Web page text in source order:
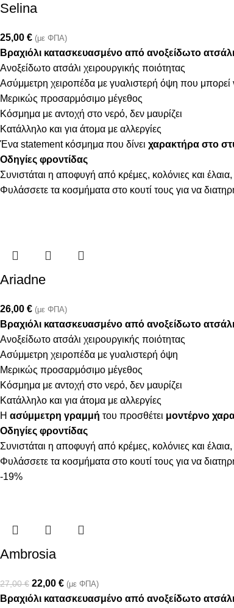
Selina
25,00 € (με ΦΠΑ)
Βραχιόλι κατασκευασμένο από ανοξείδωτο
Ανοξείδωτο ατσάλι χειρουργικής ποιότητας
Ασύμμετρη χειροπέδα με γυαλιστερή όψη που
Μερικώς προσαρμόσιμο μέγεθος
Κόσμημα με αντοχή στο νερό, δεν μαυρίζει
Κατάλληλο και για άτομα με αλλεργίες
Ένα statement κόσμημα που δίνει χαρακτήρα στο
Οδηγίες φροντίδας
Συνιστάται η αποφυγή από κρέμες, κολόνιες και
Φυλάσσετε τα κοσμήματα στο κουτί τους για να
Ariadne
26,00 € (με ΦΠΑ)
Βραχιόλι κατασκευασμένο από ανοξείδωτο
Ανοξείδωτο ατσάλι χειρουργικής ποιότητας
Ασύμμετρη χειροπέδα με γυαλιστερή όψη
Μερικώς προσαρμόσιμο μέγεθος
Κόσμημα με αντοχή στο νερό, δεν μαυρίζει
Κατάλληλο και για άτομα με αλλεργίες
Η ασύμμετρη γραμμή του προσθέτει μοντέρνο
Οδηγίες φροντίδας
Συνιστάται η αποφυγή από κρέμες, κολόνιες και
Φυλάσσετε τα κοσμήματα στο κουτί τους για να
-19%
Ambrosia
27,00€ 22,00 € (με ΦΠΑ)
Βραχιόλι κατασκευασμένο από ανοξείδωτο